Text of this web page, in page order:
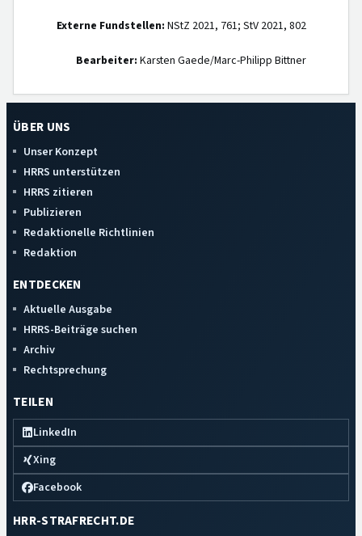
Externe Fundstellen: NStZ 2021, 761; StV 2021, 802
Bearbeiter: Karsten Gaede/Marc-Philipp Bittner
ÜBER UNS
Unser Konzept
HRRS unterstützen
HRRS zitieren
Publizieren
Redaktionelle Richtlinien
Redaktion
ENTDECKEN
Aktuelle Ausgabe
HRRS-Beiträge suchen
Archiv
Rechtsprechung
TEILEN
LinkedIn
Xing
Facebook
HRR-STRAFRECHT.DE